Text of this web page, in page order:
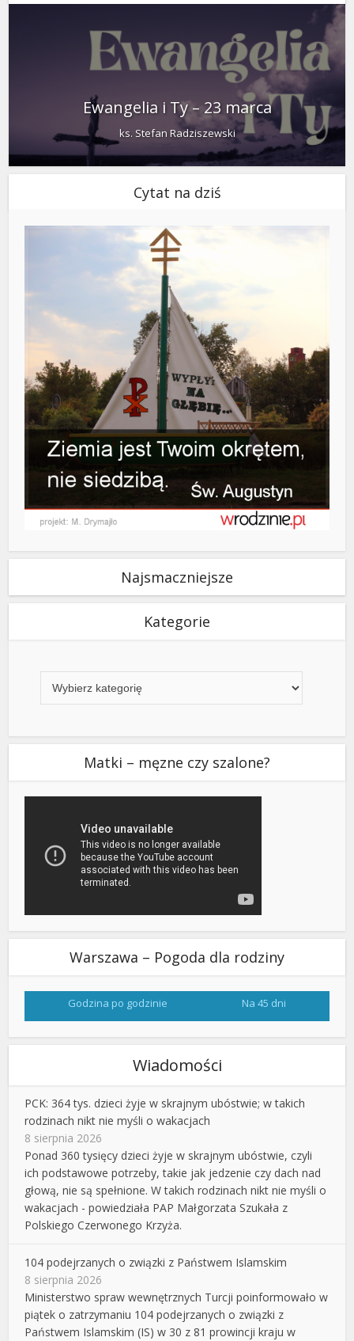
Ewangelia i Ty – 23 marca
ks. Stefan Radziszewski
Cytat na dziś
Najsmaczniejsze
Kategorie
Matki – męzne czy szalone?
Warszawa – Pogoda dla rodziny
Godzina po godzinie Na 45 dni
Wiadomości
PCK: 364 tys. dzieci żyje w skrajnym ubóstwie; w takich
rodzinach nikt nie myśli o wakacjach
8 sierpnia 2026
Ponad 360 tysięcy dzieci żyje w skrajnym ubóstwie, czyli
ich podstawowe potrzeby, takie jak jedzenie czy dach nad
głową, nie są spełnione. W takich rodzinach nikt nie myśli o
wakacjach - powiedziała PAP Małgorzata Szukała z
Polskiego Czerwonego Krzyża.
104 podejrzanych o związki z Państwem Islamskim
8 sierpnia 2026
Ministerstwo spraw wewnętrznych Turcji poinformowało w
piątek o zatrzymaniu 104 podejrzanych o związki z
Państwem Islamskim (IS) w 30 z 81 prowincji kraju w